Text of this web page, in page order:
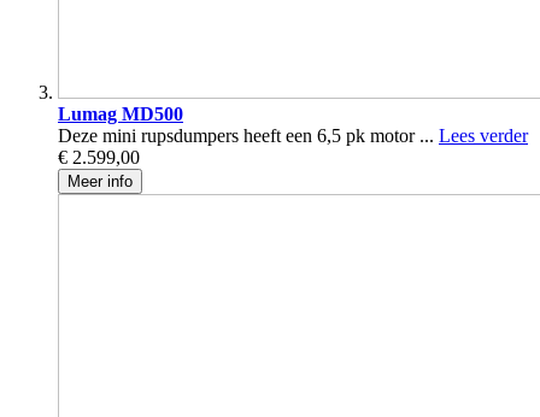
Lumag MD500
Deze mini rupsdumpers heeft een 6,5 pk motor ... Lees verder
€ 2.599,00
Meer info